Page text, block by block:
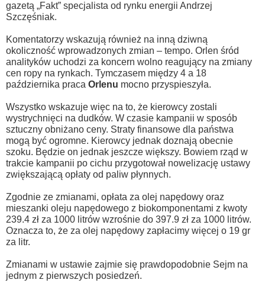
gazetą „Fakt” specjalista od rynku energii Andrzej
Szczęśniak.
Komentatorzy wskazują również na inną dziwną
okoliczność wprowadzonych zmian – tempo. Orlen śród
analityków uchodzi za koncern wolno reagujący na zmiany
cen ropy na rynkach. Tymczasem między 4 a 18
października praca Orlenu mocno przyspieszyła.
Wszystko wskazuje więc na to, że kierowcy zostali
wystrychnięci na dudków. W czasie kampanii w sposób
sztuczny obniżano ceny. Straty finansowe dla państwa
mogą być ogromne. Kierowcy jednak doznają obecnie
szoku. Będzie on jednak jeszcze większy. Bowiem rząd w
trakcie kampanii po cichu przygotował nowelizację ustawy
zwiększającą opłaty od paliw płynnych.
Zgodnie ze zmianami, opłata za olej napędowy oraz
mieszanki oleju napędowego z biokomponentami z kwoty
239.4 zł za 1000 litrów wzrośnie do 397.9 zł za 1000 litrów.
Oznacza to, że za olej napędowy zapłacimy więcej o 19 gr
za litr.
Zmianami w ustawie zajmie się prawdopodobnie Sejm na
jednym z pierwszych posiedzeń.